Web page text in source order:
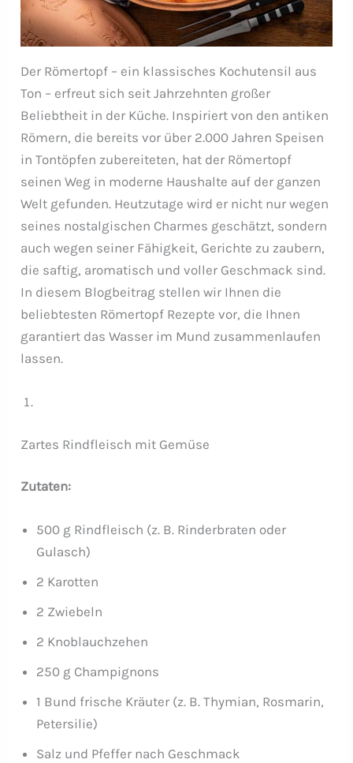
Der Römertopf – ein klassisches Kochutensil aus
Ton – erfreut sich seit Jahrzehnten großer
Beliebtheit in der Küche. Inspiriert von den antiken
Römern, die bereits vor über 2.000 Jahren Speisen
in Tontöpfen zubereiteten, hat der Römertopf
seinen Weg in moderne Haushalte auf der ganzen
Welt gefunden. Heutzutage wird er nicht nur wegen
seines nostalgischen Charmes geschätzt, sondern
auch wegen seiner Fähigkeit, Gerichte zu zaubern,
die saftig, aromatisch und voller Geschmack sind.
In diesem Blogbeitrag stellen wir Ihnen die
beliebtesten Römertopf Rezepte vor, die Ihnen
garantiert das Wasser im Mund zusammenlaufen
lassen.
Zartes Rindfleisch mit Gemüse
Zutaten:
500 g Rindfleisch (z. B. Rinderbraten oder
Gulasch)
2 Karotten
2 Zwiebeln
2 Knoblauchzehen
250 g Champignons
1 Bund frische Kräuter (z. B. Thymian, Rosmarin,
Petersilie)
Salz und Pfeffer nach Geschmack